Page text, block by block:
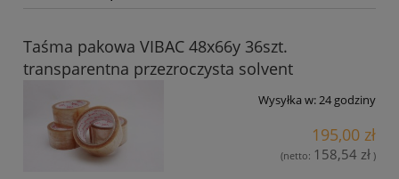
Taśma pakowa VIBAC 48x66y 36szt.
transparentna przezroczysta solvent
Wysyłka w:24 godziny
195,00 zł
(netto: 158,54 zł )